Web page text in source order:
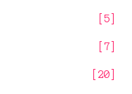
5
7
20